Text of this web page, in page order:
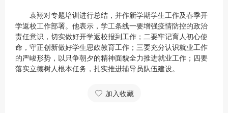
袁翔对专题培训进行总结，并作新学期学生工作及春季开
学返校工作部署。他表示，学工条线一要增强疫情防控的政治
责任意识，切实做好开学返校报到工作；二要牢记育人初心使
命，守正创新做好学生思政教育工作；三要充分认识就业工作
的严峻形势，以只争朝夕的精神面貌全力推进就业工作；四要
落实立德树人根本任务，扎实推进辅导员队伍建设。
加入收藏